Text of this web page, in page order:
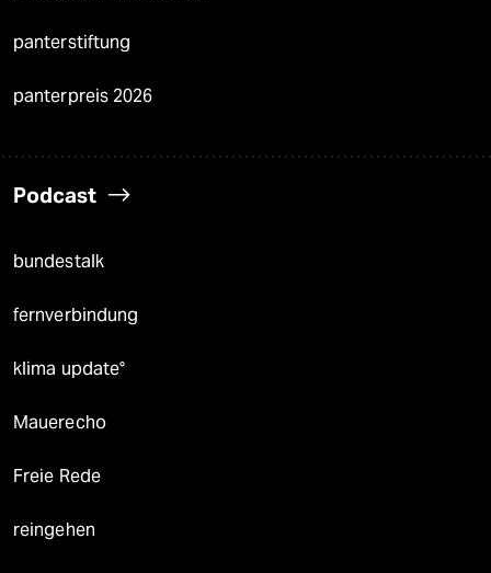
panterstiftung
panterpreis 2026
Podcast
bundestalk
fernverbindung
klima update°
Mauerecho
Freie Rede
reingehen